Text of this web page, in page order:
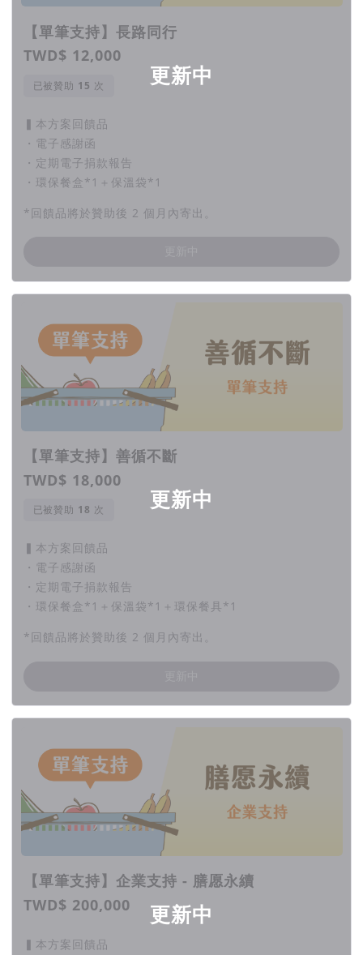
更新中
【單筆支持】長路同行
TWD$ 12,000
已被贊助 次
▍本方案回饋品
・電子感謝函
・定期電子捐款報告
・環保餐盒*1＋保溫袋*1
*回饋品將於贊助後 2 個月內寄出。
更新中
【單筆支持】善循不斷
TWD$ 18,000
已被贊助 次
▍本方案回饋品
・電子感謝函
・定期電子捐款報告
・環保餐盒*1＋保溫袋*1＋環保餐具*1
*回饋品將於贊助後 2 個月內寄出。
更新中
【單筆支持】企業支持 - 膳愿永續
TWD$ 200,000
▍本方案回饋品